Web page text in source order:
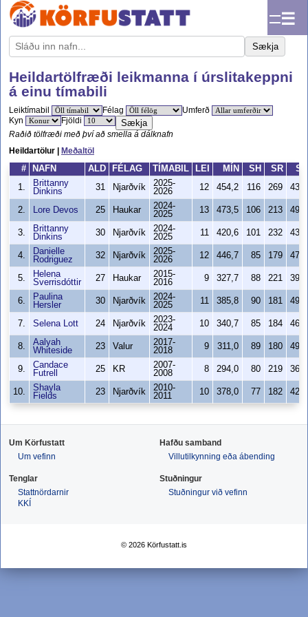
☰
Sækja
Heildartölfræði leikmanna í úrslitakeppni
á einu tímabili
Leiktímabil Félag
Umferð
Kyn
Fjöldi Sækja
Raðið tölfræði með því að smella á dálknafn
Heildartölur |
Meðaltöl
#
NAFN ALD FÉLAG TÍMABIL LEI MÍN SH SR
1.
Brittanny
Dinkins
31 Njarðvík
2025-
2026
12 454,2 116 269
2. Lore Devos 25 Haukar
2024-
2025
13 473,5 106 213
3.
Brittanny
Dinkins
30 Njarðvík
2024-
2025
11 420,6 101 232
4.
Danielle
Rodriguez
32 Njarðvík
2025-
2026
12 446,7 85 179
5.
Helena
Sverrisdóttir
27 Haukar
2015-
2016
9 327,7 88 221
6.
Paulina
Hersler
30 Njarðvík
2024-
2025
11 385,8 90 181
7. Selena Lott 24 Njarðvík
2023-
2024
10 340,7 85 184
8.
Aalyah
Whiteside
23 Valur
2017-
2018
9 311,0 89 180
9.
Candace
Futrell
25 KR
2007-
2008
8 294,0 80 219
10.
Shayla
Fields
23 Njarðvík
2010-
2011
10 378,0 77 182
Um Körfustatt
Um vefinn
Hafðu samband
Villutilkynning eða ábending
Tenglar
Stattnördarnir
KKÍ
Stuðningur
Stuðningur við vefinn
© 2026 Körfustatt.is